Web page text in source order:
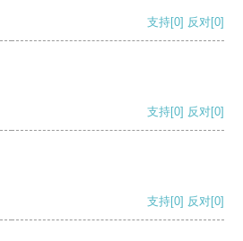
支持[0] 反对[0]
支持[0] 反对[0]
支持[0] 反对[0]